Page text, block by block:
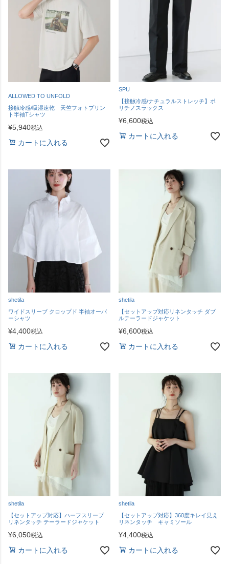
ALLOWED TO UNFOLD
接触冷感/吸湿速乾 天竺フォトプリン
ト半袖Tシャツ
¥5,940税込
カートに入れる
SPU
【接触冷感/ナチュラルストレッチ】ポ
リチノスラックス
¥6,600税込
カートに入れる
shetila
ワイドスリーブ クロップド 半袖オーバ
ーシャツ
¥4,400税込
カートに入れる
shetila
【セットアップ対応リネンタッチ ダブ
ルテーラードジャケット
¥6,600税込
カートに入れる
shetila
【セットアップ対応】ハーフスリーブ
リネンタッチ テーラードジャケット
¥6,050税込
カートに入れる
shetila
【セットアップ対応】360度キレイ見え
リネンタッチ キャミソール
¥4,400税込
カートに入れる